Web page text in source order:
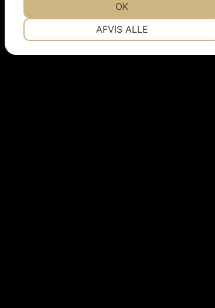
AFVIS ALLE
OK